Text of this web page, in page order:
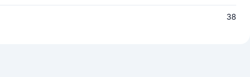
38